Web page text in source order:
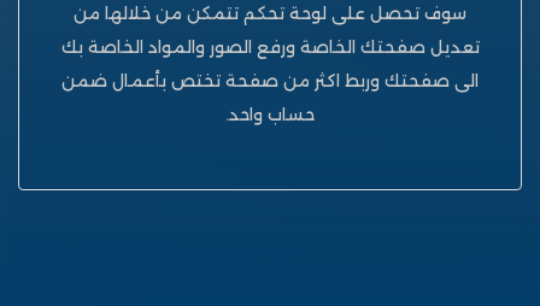
سوف تحصل على لوحة تحكم تتمكن من خلالها من
تعديل صفحتك الخاصة ورفع الصور والمواد الخاصة بك
الى صفحتك وربط اكثر من صفحة تختص بأعمال ضمن
حساب واحد.